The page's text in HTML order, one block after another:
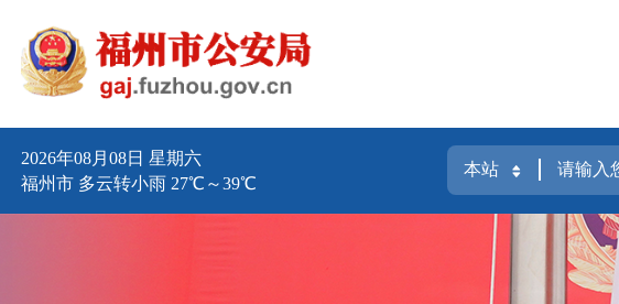
2026年08月08日 星期六
福州市 多云转小雨 27℃～39℃